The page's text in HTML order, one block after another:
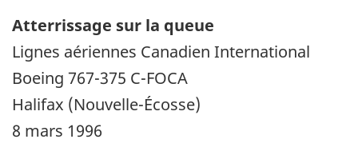
Atterrissage sur la queue
Lignes aériennes Canadien International
Boeing 767-375 C-FOCA
Halifax (Nouvelle-Écosse)
8 mars 1996